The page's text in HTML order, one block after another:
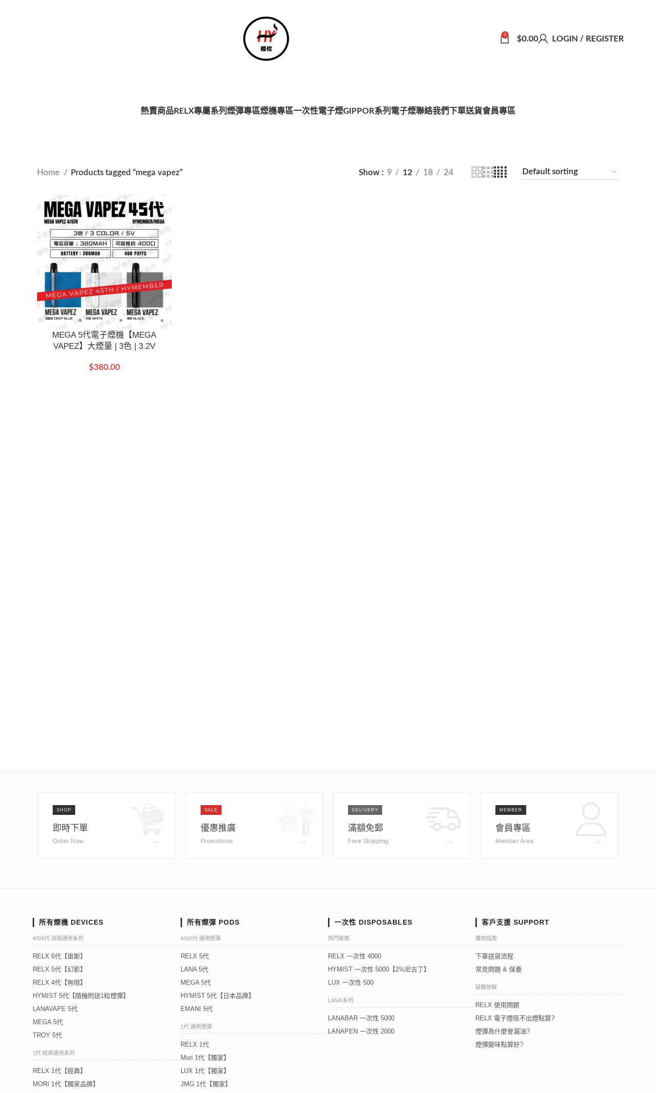
0 $0.00 LOGIN / REGISTER
熱賣商品RELX專屬系列 煙彈專區煙機專區一次性電子煙GIPPOR系列電子煙聯絡我們 下單送貨會員專區
Home Products tagged “mega vapez” Show 9 12 18 24
MEGA 5代電子煙機【MEGA
VAPEZ】大煙量 | 3色 | 3.2V
$380.00
SHOP
即時下單
Order Now →
SALE
優惠推廣
Promotions →
DELIVERY
滿額免郵
Free Shipping →
MEMBER
會員專區
Member Area →
所有煙機 DEVICES
4/5/6代 高階通用系列
RELX 6代【宙斯】
RELX 5代【幻影】
RELX 4代【無限】
HYMIST 5代【隨機附送1粒煙彈】
LANAVAPE 5代
MEGA 5代
TROY 5代
1代 經典通用系列
RELX 1代【經典】
MORI 1代【獨家品牌】
所有煙彈 PODS
4/5/6代 通用煙彈
RELX 5代
LANA 5代
MEGA 5代
HYMIST 5代【日本品牌】
EMANI 5代
1代 通用煙彈
RELX 1代
Mori 1代【獨家】
LUX 1代【獨家】
JMG 1代【獨家】
一次性 DISPOSABLES
熱門推薦
RELX 一次性 4000
HYMIST 一次性 5000【2%尼古丁】
LUX 一次性 500
LANA 系列
LANABAR 一次性 5000
LANAPEN 一次性 2000
客戶支援 SUPPORT
購物指南
下單送貨流程
常見問題 & 保養
疑難排解
RELX 使用問題
RELX 電子煙吸不出煙點算?
煙彈為什麼會漏油?
煙彈變味點算好?